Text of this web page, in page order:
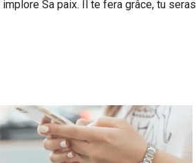
Sa paix. Il te fera grâce, tu seras